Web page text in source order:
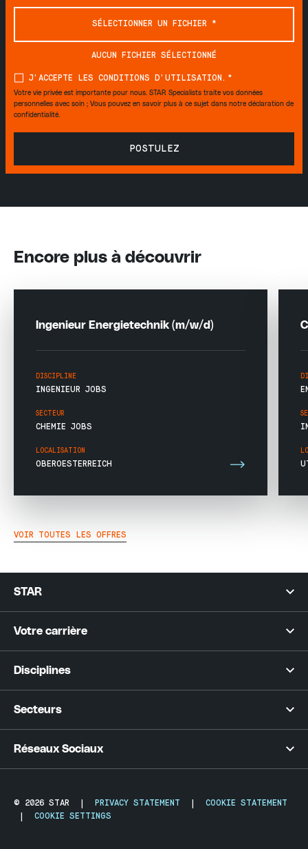
J’ACCEPTE LES CONDITIONS D’UTILISATION. *
Votre vie privée est importante pour nous. STAR Specialists traite vos données
personnelles avec soin ; Vous pouvez en savoir plus à ce sujet dans notre déclaration de
confidentialité.
POSTULEZ
Encore plus à découvrir
Ingenieur Energietechnik (m/w/d)
DISCIPLINE
INGENIEUR JOBS
SECTEUR
CHEMIE JOBS
LOCALISATION
OBEROESTERREICH
VOIR TOUTES LES OFFRES
STAR
Votre carrière
Disciplines
Secteurs
Réseaux Sociaux
© 2026 STAR PRIVACY STATEMENT
COOKIE STATEMENT
COOKIE SETTINGS